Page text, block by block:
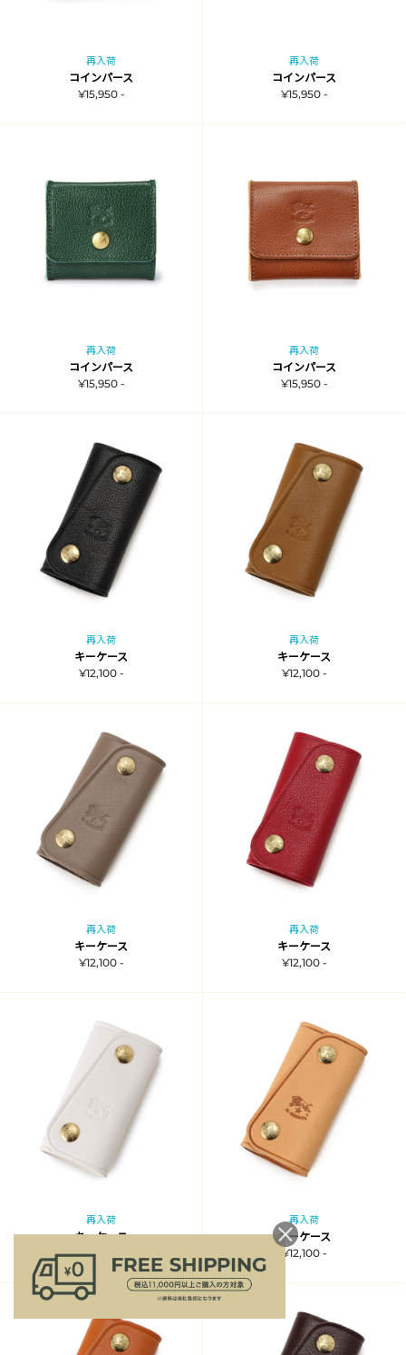
再入荷
コインパース
¥15,950 -
再入荷
コインパース
¥15,950 -
再入荷
コインパース
¥15,950 -
再入荷
コインパース
¥15,950 -
再入荷
キーケース
¥12,100 -
再入荷
キーケース
¥12,100 -
再入荷
キーケース
¥12,100 -
再入荷
キーケース
¥12,100 -
再入荷
キーケース
¥12,100 -
再入荷
キーケース
¥12,100 -